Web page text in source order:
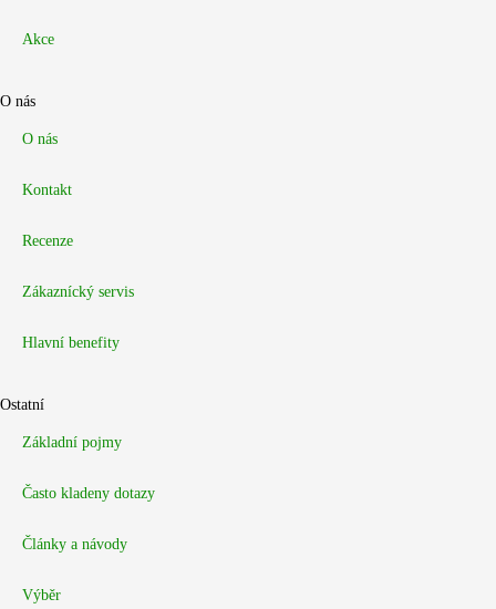
Akce
O nás
O nás
Kontakt
Recenze
Zákaznícký servis
Hlavní benefity
Ostatní
Základní pojmy
Často kladeny dotazy
Články a návody
Výběr